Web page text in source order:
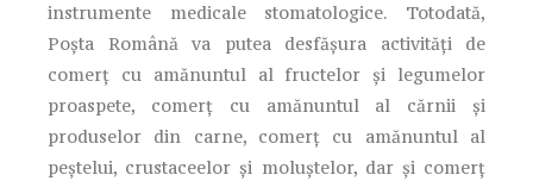
instrumente medicale stomatologice. Totodată,
Poșta Română va putea desfășura activități de
comerț cu amănuntul al fructelor și legumelor
proaspete, comerț cu amănuntul al cărnii și
produselor din carne, comerț cu amănuntul al
peștelui, crustaceelor și moluștelor, dar și comerț